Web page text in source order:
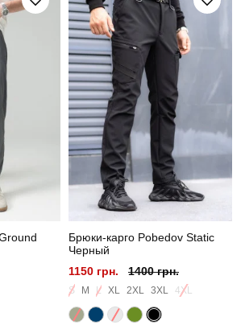
SRru1350Lwhba
для повсякденного носіння
95% бавовна, 5% еластан
Брюки-карго Pobedov Static
Черный
1150 грн.
1400 грн.
S M L XL 2XL 3XL 4XL